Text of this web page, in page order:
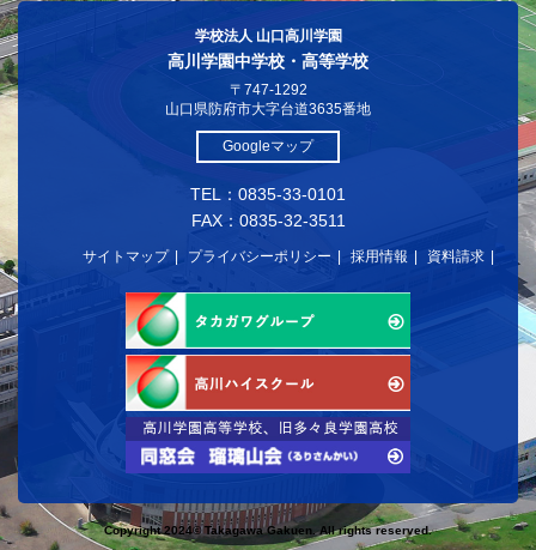
学校法人 山口高川学園
高川学園中学校・高等学校
〒747-1292
山口県防府市大字台道3635番地
Googleマップ
TEL：0835-33-0101
FAX：0835-32-3511
サイトマップ プライバシーポリシー 採用情報 資料請求
Copyright 2024© Takagawa Gakuen. All rights reserved.